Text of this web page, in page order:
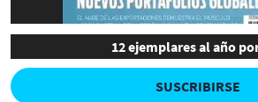
12 ejemplares al año
SUSCRIBIRSE